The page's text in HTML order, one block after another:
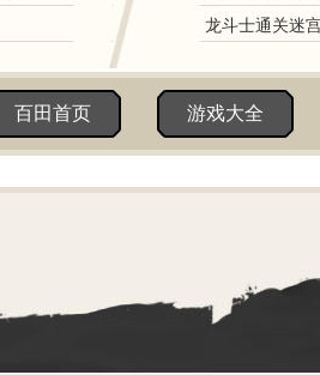
龙斗士通关迷
百田首页 游戏大全